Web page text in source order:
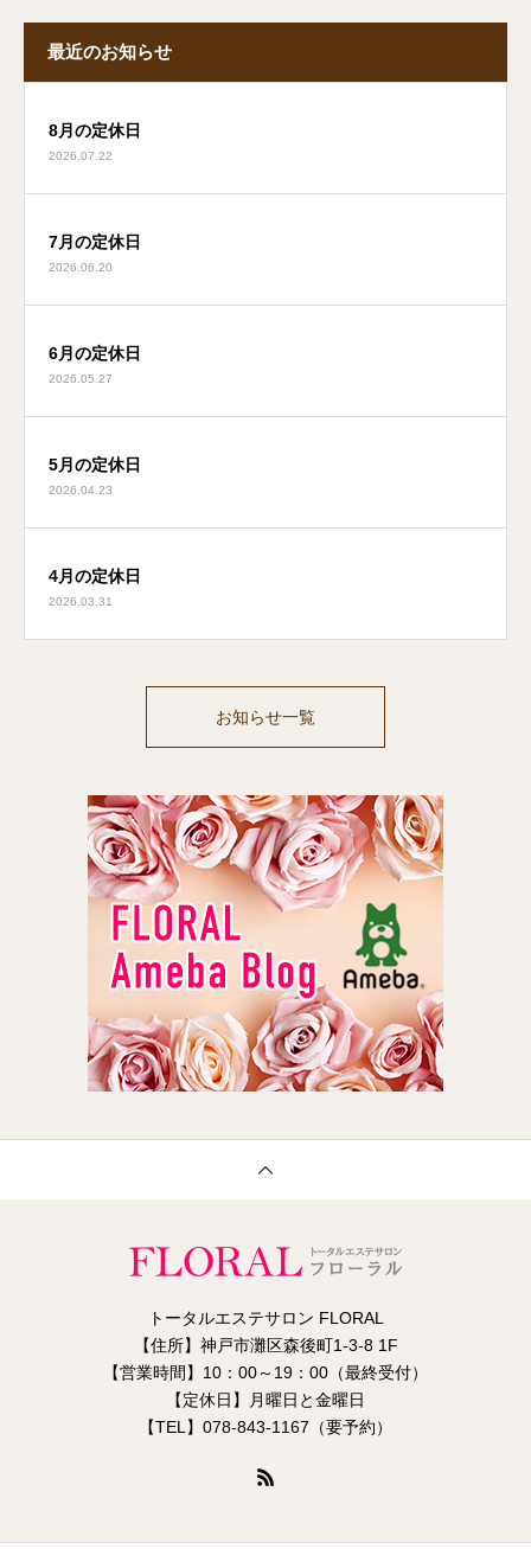
最近のお知らせ
8月の定休日
2026.07.22
7月の定休日
2026.06.20
6月の定休日
2026.05.27
5月の定休日
2026.04.23
4月の定休日
2026.03.31
お知らせ一覧
トータルエステサロン FLORAL
【住所】神戸市灘区森後町1-3-8 1F
【営業時間】10：00～19：00（最終受付）
【定休日】月曜日と金曜日
【TEL】078-843-1167（要予約）